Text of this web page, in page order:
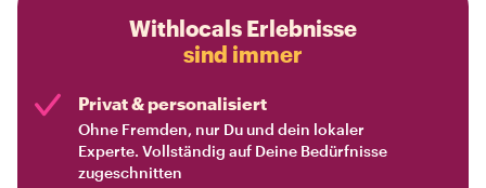
Withlocals Erlebnisse
sind immer
Privat & personalisiert
Ohne Fremden, nur Du und dein lokaler
Experte. Vollständig auf Deine Bedürfnisse
zugeschnitten